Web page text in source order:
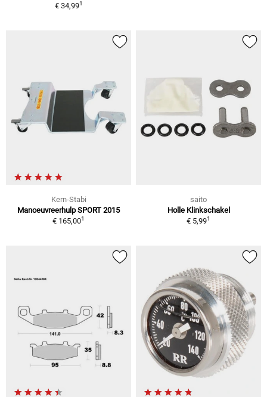
€ 34,991
Kern-Stabi
Manoeuvreerhulp SPORT 2015
€ 165,001
saito
Holle Klinkschakel
€ 5,991